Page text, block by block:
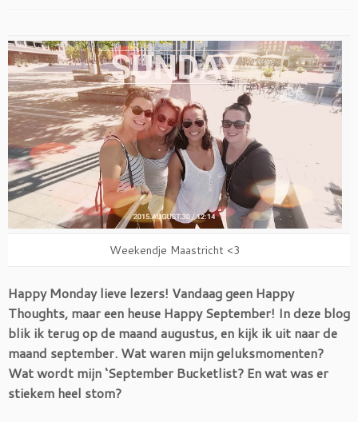
Weekendje Maastricht <3
Happy Monday lieve lezers! Vandaag geen Happy
Thoughts, maar een heuse Happy September! In deze blog
blik ik terug op de maand augustus, en kijk ik uit naar de
maand september. Wat waren mijn geluksmomenten?
Wat wordt mijn ‘September Bucketlist? En wat was er
stiekem heel stom?